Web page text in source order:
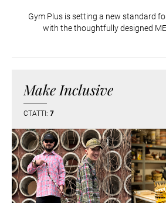
Gym Plus is setting a new standard
with the thoughtfully designed
Make Inclusive
СТАТТІ: 7